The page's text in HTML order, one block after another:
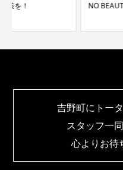
NO BEAUTY YES BEAUTY
吉野町にトー
スタッフ一
心よりお待